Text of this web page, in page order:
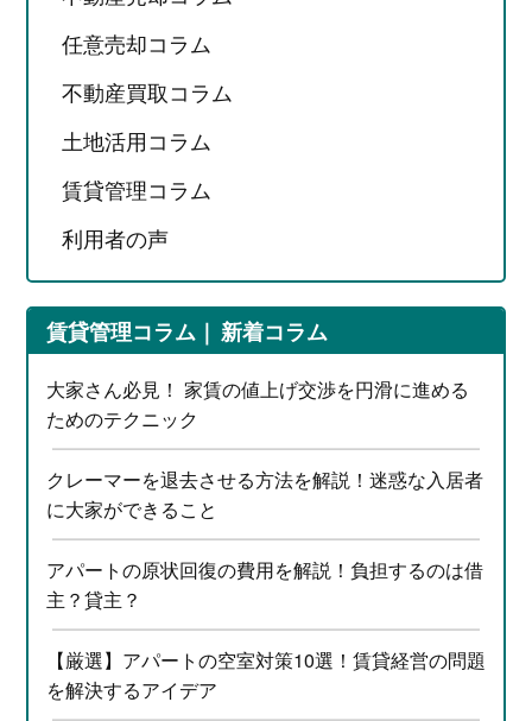
任意売却コラム
不動産買取コラム
土地活用コラム
賃貸管理コラム
利用者の声
賃貸管理コラム 新着コラム
大家さん必見！ 家賃の値上げ交渉を円滑に進める
ためのテクニック
クレーマーを退去させる方法を解説！迷惑な入居者
に大家ができること
アパートの原状回復の費用を解説！負担するのは借
主？貸主？
【厳選】アパートの空室対策10選！賃貸経営の問題
を解決するアイデア